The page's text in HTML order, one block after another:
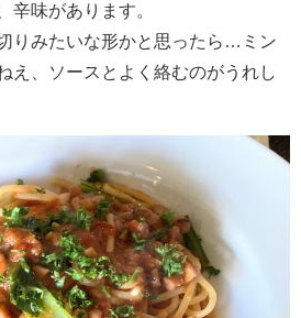
辛味があります。
りみたいな形かと思ったら…ミン
え、ソースとよく絡むのがうれし